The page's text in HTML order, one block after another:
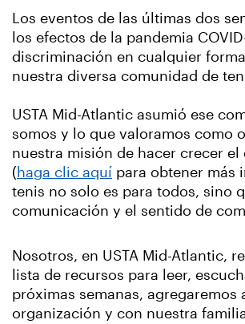
Los eventos de las últimas dos
los efectos de la pandemia
discriminación en cualquier
nuestra diversa comunidad de
USTA Mid-Atlantic asumió ese
somos y lo que valoramos como
nuestra misión de hacer crecer
( haga clic aquí para obtener más
tenis no solo es para todos, sino
comunicación y el sentido de
Nosotros, en USTA Mid-Atlantic,
lista de recursos para leer,
próximas semanas,
organización y con nuestra